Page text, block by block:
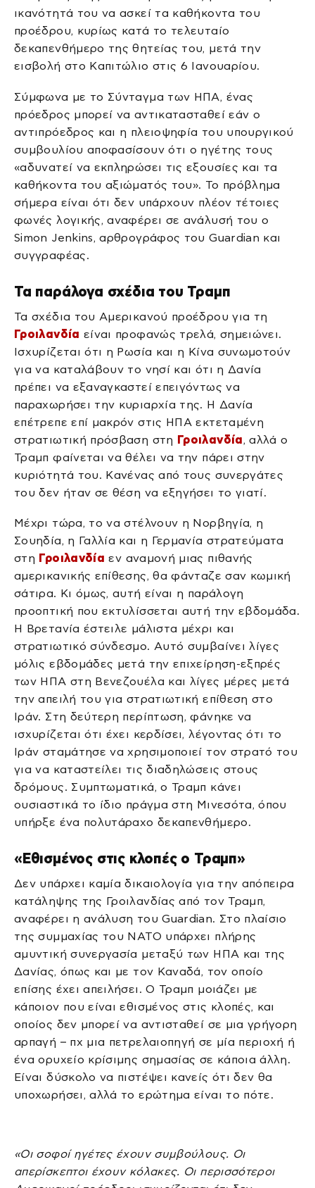
ικανότητά του να ασκεί τα καθήκοντα του
προέδρου, κυρίως κατά το τελευταίο
δεκαπενθήμερο της θητείας του, μετά την
εισβολή στο Καπιτώλιο στις 6 Ιανουαρίου.
Σύμφωνα με το Σύνταγμα των ΗΠΑ, ένας
πρόεδρος μπορεί να αντικατασταθεί εάν ο
αντιπρόεδρος και η πλειοψηφία του υπουργικού
συμβουλίου αποφασίσουν ότι ο ηγέτης τους
«αδυνατεί να εκπληρώσει τις εξουσίες και τα
καθήκοντα του αξιώματός του». Το πρόβλημα
σήμερα είναι ότι δεν υπάρχουν πλέον τέτοιες
φωνές λογικής, αναφέρει σε ανάλυσή του ο
Simon Jenkins, αρθρογράφος του Guardian και
συγγραφέας.
Τα παράλογα σχέδια του Τραμπ
Τα σχέδια του Αμερικανού προέδρου για τη
Γροιλανδία είναι προφανώς τρελά, σημειώνει.
Ισχυρίζεται ότι η Ρωσία και η Κίνα συνωμοτούν
για να καταλάβουν το νησί και ότι η Δανία
πρέπει να εξαναγκαστεί επειγόντως να
παραχωρήσει την κυριαρχία της. Η Δανία
επέτρεπε επί μακρόν στις ΗΠΑ εκτεταμένη
στρατιωτική πρόσβαση στη Γροιλανδία, αλλά ο
Τραμπ φαίνεται να θέλει να την πάρει στην
κυριότητά του. Κανένας από τους συνεργάτες
του δεν ήταν σε θέση να εξηγήσει το γιατί.
Μέχρι τώρα, το να στέλνουν η Νορβηγία, η
Σουηδία, η Γαλλία και η Γερμανία στρατεύματα
στη Γροιλανδία εν αναμονή μιας πιθανής
αμερικανικής επίθεσης, θα φάνταζε σαν κωμική
σάτιρα. Κι όμως, αυτή είναι η παράλογη
προοπτική που εκτυλίσσεται αυτή την εβδομάδα.
Η Βρετανία έστειλε μάλιστα μέχρι και
στρατιωτικό σύνδεσμο. Αυτό συμβαίνει λίγες
μόλις εβδομάδες μετά την επιχείρηση-εξπρές
των ΗΠΑ στη Βενεζουέλα και λίγες μέρες μετά
την απειλή του για στρατιωτική επίθεση στο
Ιράν. Στη δεύτερη περίπτωση, φάνηκε να
ισχυρίζεται ότι έχει κερδίσει, λέγοντας ότι το
Ιράν σταμάτησε να χρησιμοποιεί τον στρατό του
για να καταστείλει τις διαδηλώσεις στους
δρόμους. Συμπτωματικά, ο Τραμπ κάνει
ουσιαστικά το ίδιο πράγμα στη Μινεσότα, όπου
υπήρξε ένα πολυτάραχο δεκαπενθήμερο.
«Εθισμένος στις κλοπές ο Τραμπ»
Δεν υπάρχει καμία δικαιολογία για την απόπειρα
κατάληψης της Γροιλανδίας από τον Τραμπ,
αναφέρει η ανάλυση του Guardian. Στο πλαίσιο
της συμμαχίας του ΝΑΤΟ υπάρχει πλήρης
αμυντική συνεργασία μεταξύ των ΗΠΑ και της
Δανίας, όπως και με τον Καναδά, τον οποίο
επίσης έχει απειλήσει. Ο Τραμπ μοιάζει με
κάποιον που είναι εθισμένος στις κλοπές, και
οποίος δεν μπορεί να αντισταθεί σε μια γρήγορη
αρπαγή – πχ μια πετρελαιοπηγή σε μία περιοχή ή
ένα ορυχείο κρίσιμης σημασίας σε κάποια άλλη.
Είναι δύσκολο να πιστέψει κανείς ότι δεν θα
υποχωρήσει, αλλά το ερώτημα είναι το πότε.
«Οι σοφοί ηγέτες έχουν συμβούλους. Οι
απερίσκεπτοι έχουν κόλακες. Οι περισσότεροι